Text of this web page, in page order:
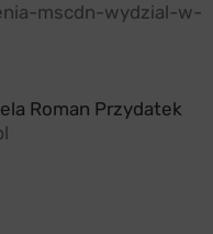
mscdn-wydzial-w-
Roman Przydatek